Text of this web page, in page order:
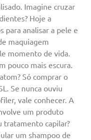
Imagine cruzar
Hoje a
para analisar a pele e
maquiagem
momento de vida.
pouco mais escura.
Só comprar o
Se nunca ouviu
vale conhecer. A
um produto
tratamento capilar?
um shampoo de